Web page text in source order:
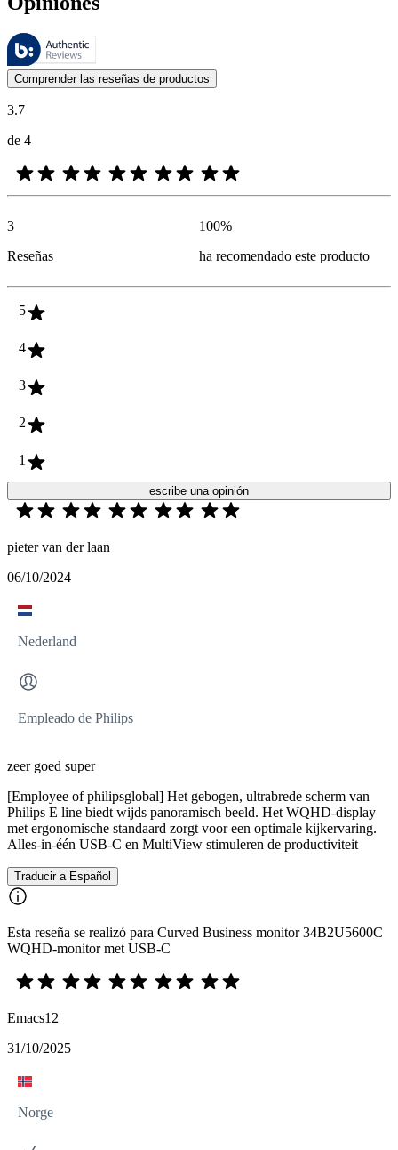
Estas reseñas las gestiona Bazaarvoice y cumplen con la política de
Las opiniones de los clientes en forma de reseñas de productos y
Comprender las reseñas de productos
3.7
de 4
3
Reseñas
100%
ha recomendado este producto
5
4
3
2
1
escribe una opinión
pieter van der laan
06/10/2024
Nederland
Empleado de Philips
zeer goed super
[Employee of philipsglobal] Het gebogen, ultrabrede scherm van
Philips E line biedt wijds panoramisch beeld. Het WQHD-display
met ergonomische standaard zorgt voor een optimale kijkervaring.
Alles-in-één USB-C en MultiView stimuleren de productiviteit
Traducir a Español
Esta reseña se realizó para Curved Business monitor 34B2U5600C
WQHD-monitor met USB-C
Emacs12
31/10/2025
Norge